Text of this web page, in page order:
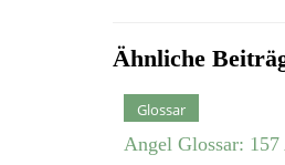
Ähnliche
Glossar
Angel Glossar: